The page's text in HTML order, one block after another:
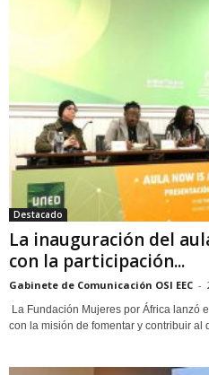
Destacado
La inauguración del
con la participación...
Gabinete de Comunicación OSI EEC -
La Fundación Mujeres por África lanzó
con la misión de fomentar y contribuir al